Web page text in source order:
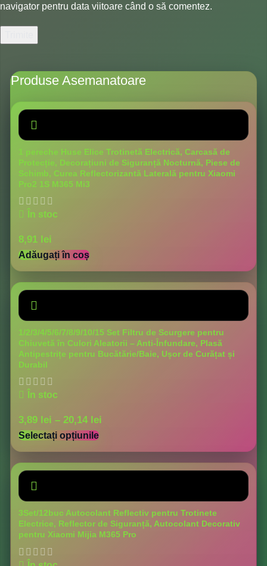
navigator pentru data viitoare când o să comentez.
Produse Asemanatoare
1 pereche Huse Elice Trotinetă Electrică, Carcasă de
Protecție, Decorațiuni de Siguranță Nocturnă, Piese de
Schimb, Curea Reflectorizantă Laterală pentru Xiaomi
Pro2 1S M365 Mi3
În stoc
8,91 lei
Adăugați în coș
1/2/3/4/5/6/7/8/9/10/15 Set Filtru de Scurgere pentru
Chiuvetă în Culori Aleatorii – Anti-Înfundare, Plasă
Antipestrițe pentru Bucătărie/Baie, Ușor de Curățat și
Durabil
În stoc
3,89 lei – 20,14 lei
Selectați opțiunile
3Set/12buc Autocolant Reflectiv pentru Trotinete
Electrice, Reflector de Siguranță, Autocolant Decorativ
pentru Xiaomi Mijia M365 Pro